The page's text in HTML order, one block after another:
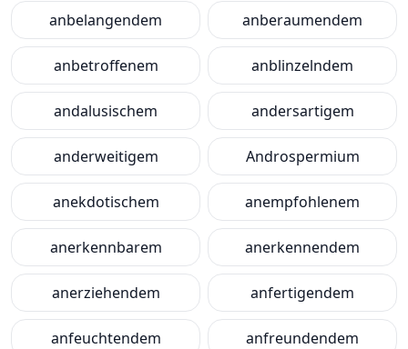
anbelangendem anberaumendem
anbetroffenem anblinzelndem
andalusischem andersartigem
anderweitigem Androspermium
anekdotischem anempfohlenem
anerkennbarem anerkennendem
anerziehendem anfertigendem
anfeuchtendem anfreundendem